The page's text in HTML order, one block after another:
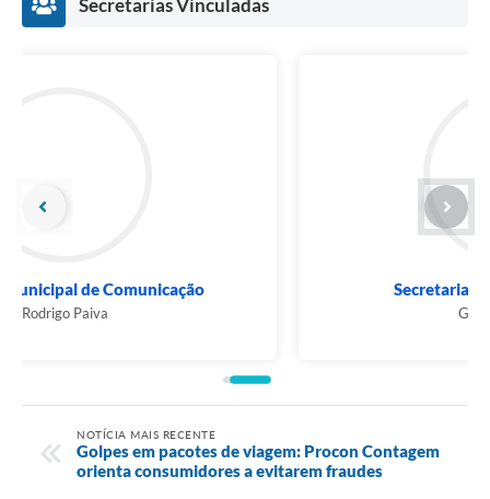
Secretaria Municipal de Cultura
NOTÍCIA MAIS RECENTE
Golpes em pacotes de viagem: Procon Contagem
orienta consumidores a evitarem fraudes